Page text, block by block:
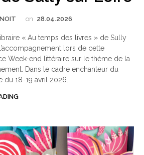
on 28.04.2026
« Au temps des livres » de Sully
lors de cette
Week-end littéraire sur le thème de la
Dans le cadre enchanteur du
du 18-19 avril 2026.